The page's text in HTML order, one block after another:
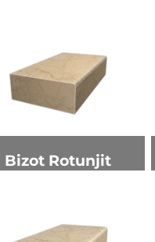
Bizot Rotunjit